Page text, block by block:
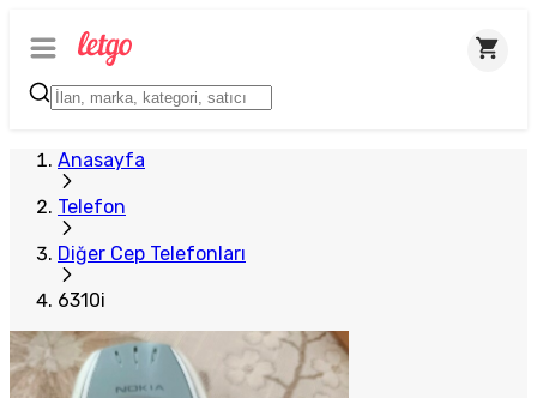
Anasayfa
Telefon
Diğer Cep Telefonları
6310i